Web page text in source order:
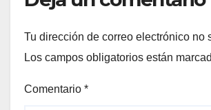
Tu dirección de correo electrónico no
Los campos obligatorios están
Comentario *